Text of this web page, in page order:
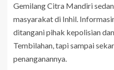
Gemilang Citra Mandiri
masyarakat di Inhil.
ditangani pihak kepolisian
Tembilahan, tapi sampai
penanganannya.